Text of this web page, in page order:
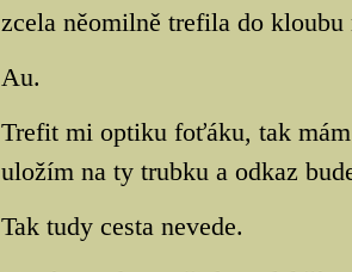
zcela něomilně trefila do kloubu
Au.
Trefit mi optiku foťáku, tak
uložím na ty trubku a odkaz
Tak tudy cesta nevede.